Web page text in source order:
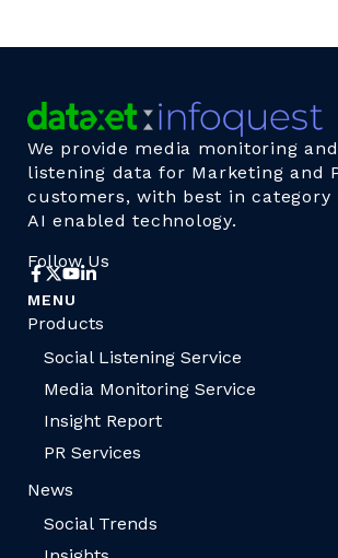
We provide media monitoring
listening data for Marketing and
customers, with best in category
AI enabled technology.
Follow Us
MENU
Products
Social Listening Service
Media Monitoring Service
Insight Report
PR Services
News
Social Trends